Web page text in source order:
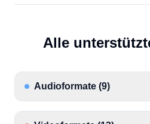
Alle
Audioformate (9)